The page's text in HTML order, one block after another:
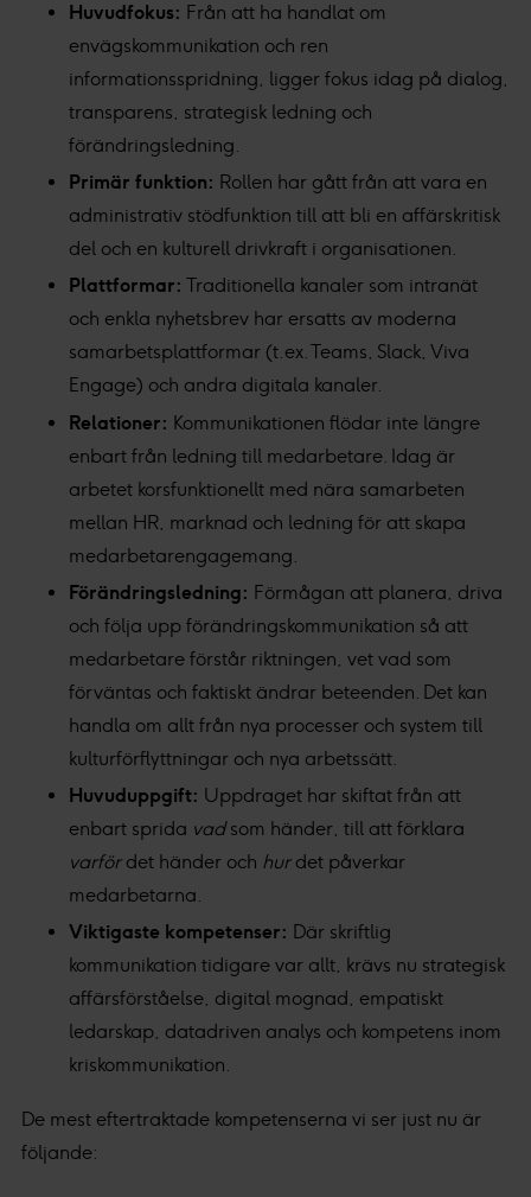
Huvudfokus: Från att ha handlat om
envägskommunikation och ren
informationsspridning, ligger fokus idag på dialog,
transparens, strategisk ledning och
förändringsledning.
Primär funktion: Rollen har gått från att vara en
administrativ stödfunktion till att bli en affärskritisk
del och en kulturell drivkraft i organisationen.
Plattformar: Traditionella kanaler som intranät
och enkla nyhetsbrev har ersatts av moderna
samarbetsplattformar (t.ex. Teams, Slack, Viva
Engage) och andra digitala kanaler.
Relationer: Kommunikationen flödar inte längre
enbart från ledning till medarbetare. Idag är
arbetet korsfunktionellt med nära samarbeten
mellan HR, marknad och ledning för att skapa
medarbetarengagemang.
Förändringsledning: Förmågan att planera, driva
och följa upp förändringskommunikation så att
medarbetare förstår riktningen, vet vad som
förväntas och faktiskt ändrar beteenden. Det kan
handla om allt från nya processer och system till
kulturförflyttningar och nya arbetssätt.
Huvuduppgift: Uppdraget har skiftat från att
enbart sprida vadsom händer, till att förklara
varfördet händer och hurdet påverkar
medarbetarna.
Viktigaste kompetenser: Där skriftlig
kommunikation tidigare var allt, krävs nu strategisk
affärsförståelse, digital mognad, empatiskt
ledarskap, datadriven analys och kompetens inom
kriskommunikation.
De mest eftertraktade kompetenserna vi ser just nu är
följande: